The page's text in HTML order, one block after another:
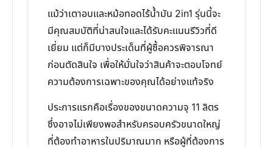
แม้ว่าเตาอบและหม้อทอดไร้น้ำมัน 2in1 รุ่นนี้จะ
มีคุณสมบัติที่น่าสนใจและได้รับคะแนนรีวิวที่ดี
เยี่ยม แต่ก็มีบางประเด็นที่ผู้ซื้อควรพิจารณา
ก่อนตัดสินใจ เพื่อให้มั่นใจว่าสินค้าจะตอบโจทย์
ความต้องการเฉพาะของคุณได้อย่างแท้จริง
ประการแรกคือเรื่องของขนาดความจุ 11 ลิตร
ซึ่งอาจไม่เพียงพอสำหรับครอบครัวขนาดใหญ่
ที่ต้องทำอาหารในปริมาณมาก หรือผู้ที่ต้องการ